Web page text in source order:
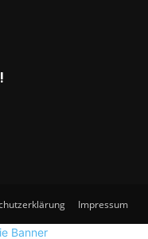
Impressum
Banner